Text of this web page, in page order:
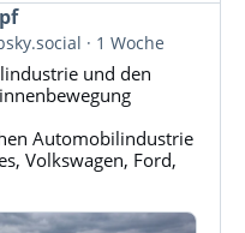
1 Woche
und den
Automobilindustrie
Volkswagen, Ford,